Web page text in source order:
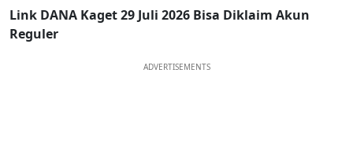
Link DANA Kaget 29 Juli 2026 Bisa Diklaim Akun
Reguler
ADVERTISEMENTS